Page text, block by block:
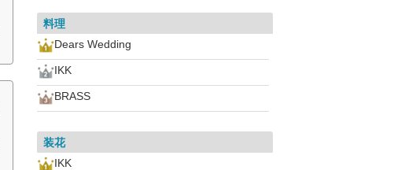
料理
Dears Wedding
IKK
BRASS
装花
IKK